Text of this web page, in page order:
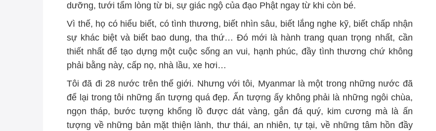
dưỡng, tưới tẩm lòng từ bi, sự giác ngộ của đạo Phật ngay từ khi còn bé.
Vì thế, họ có hiểu biết, có tình thương, biết nhìn sâu, biết lắng nghe kỹ, biết chấp nhận
sự khác biệt và biết bao dung, tha thứ… Đó mới là hành trang quan trọng nhất, cần
thiết nhất để tạo dựng một cuộc sống an vui, hạnh phúc, đầy tình thương chứ không
phải bằng này, cấp nọ, nhà lầu, xe hơi…
Tôi đã đi 28 nước trên thế giới. Nhưng với tôi, Myanmar là một trong những nước đã
để lại trong tôi những ấn tượng quá đẹp. Ấn tượng ấy không phải là những ngôi chùa,
ngọn tháp, bước tượng khổng lồ được dát vàng, gắn đá quý, kim cương mà là ấn
tượng về những bản mặt thiện lành, thư thái, an nhiên, tự tại, về những tâm hồn đầy